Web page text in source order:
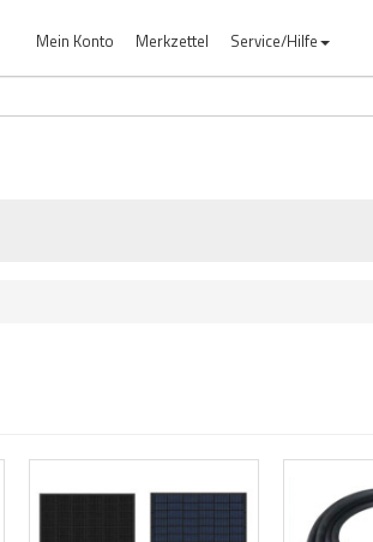
Mein Konto Merkzettel Service/Hilfe